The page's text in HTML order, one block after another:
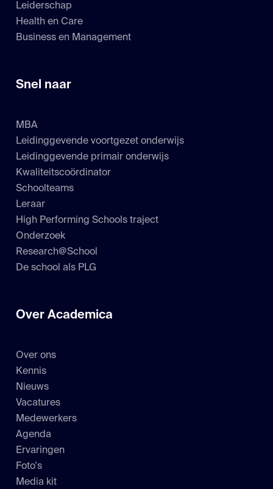
Leiderschap
Health en Care
Business en Management
Snel naar
MBA
Leidinggevende voortgezet onderwijs
Leidinggevende primair onderwijs
Kwaliteitscoördinator
Schoolteams
Leraar
High Performing Schools traject
Onderzoek
Research@School
De school als PLG
Over Academica
Over ons
Kennis
Nieuws
Vacatures
Medewerkers
Agenda
Ervaringen
Foto's
Media kit